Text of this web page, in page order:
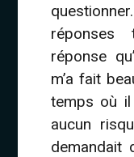
réponse
m’a fait
temps où il
aucun
demandait